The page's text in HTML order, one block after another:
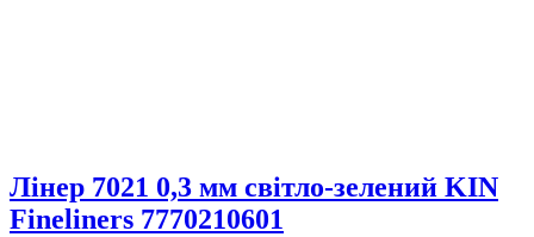
Лінер 7021 0,3 мм світло-зелений KIN
Fineliners 7770210601